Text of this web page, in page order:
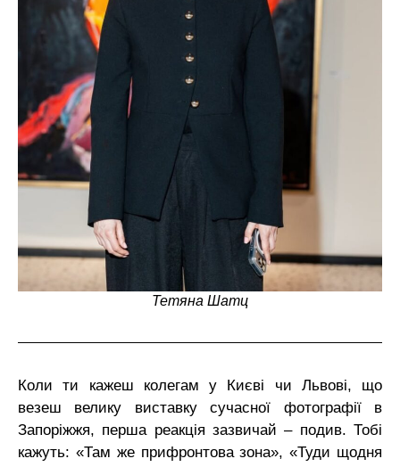
Тетяна Шатц
Коли ти кажеш колегам у Києві чи Львові, що
везеш велику виставку сучасної фотографії в
Запоріжжя, перша реакція зазвичай – подив. Тобі
кажуть: «Там же прифронтова зона», «Туди щодня